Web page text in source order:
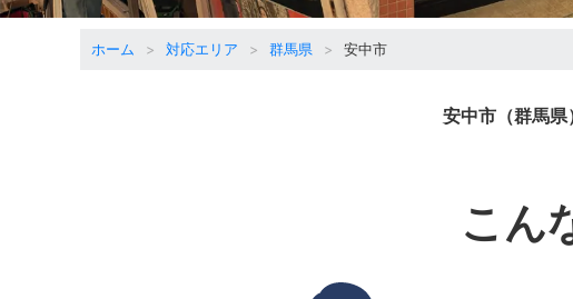
ホーム 対応エリア 群馬県 安中市
安中市（群馬県
こん